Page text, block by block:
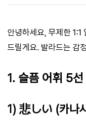
안녕하세요, 무제한
드릴게요. 발라드는 감
1. 슬픔 어휘 5선
1) 悲しい (카나